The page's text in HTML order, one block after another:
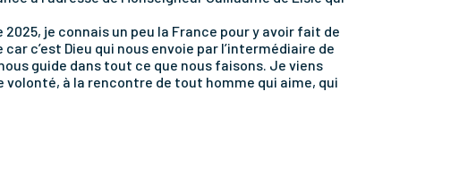
je connais un peu la France pour y avoir fait de
c’est Dieu qui nous envoie par l’intermédiaire de
guide dans tout ce que nous faisons. Je viens
volonté, à la rencontre de tout homme qui aime, qui